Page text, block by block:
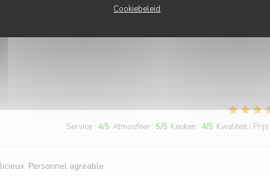
Cookiebeleid
Service : 4/5 Atmosfeer : 5/5 Keuken : 4/5 Kwaliteit / Prijs
Personnel agréable.